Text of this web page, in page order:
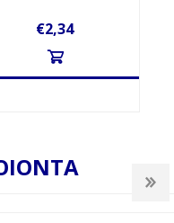
€2,34